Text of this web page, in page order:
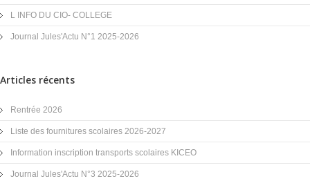
L INFO DU CIO- COLLEGE
Journal Jules'Actu N°1 2025-2026
Articles récents
Rentrée 2026
Liste des fournitures scolaires 2026-2027
Information inscription transports scolaires KICEO
Journal Jules'Actu N°3 2025-2026